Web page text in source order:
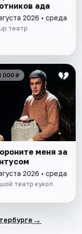
ада
2026 • среда
театр
000 ₽
меня за
2026 • среда
театр кукол
→